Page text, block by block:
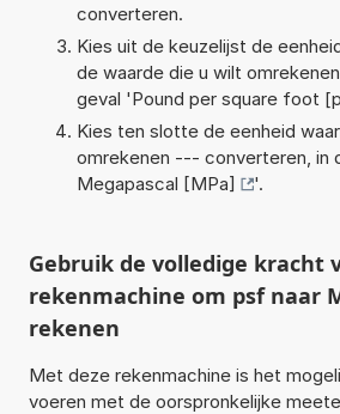
converteren.
Kies uit de keuzelijst de
de waarde die u wilt
geval 'Pound per square foot
Kies ten slotte de eenheid
omrekenen --- converteren, in
Megapascal [MPa]
'.
Gebruik de volledige kracht
rekenmachine om psf naar
rekenen
Met deze rekenmachine is het
voeren met de oorspronkelijke